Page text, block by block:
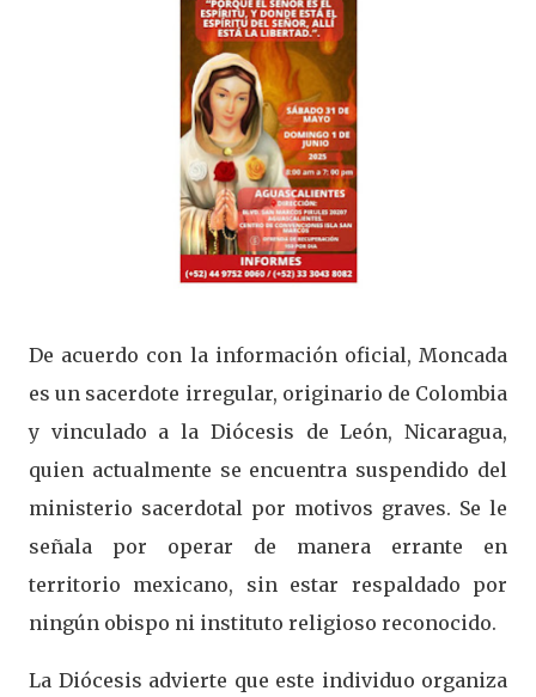
De acuerdo con la información oficial, Moncada
es un sacerdote irregular, originario de Colombia
y vinculado a la Diócesis de León, Nicaragua,
quien actualmente se encuentra suspendido del
ministerio sacerdotal por motivos graves. Se le
señala por operar de manera errante en
territorio mexicano, sin estar respaldado por
ningún obispo ni instituto religioso reconocido.
La Diócesis advierte que este individuo organiza